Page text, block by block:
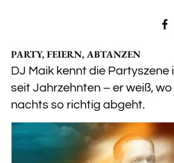
PARTY, FEIERN, ABTANZEN
DJ Maik kennt die Partyszene
seit Jahrzehnten – er weiß,
nachts so richtig abgeht.